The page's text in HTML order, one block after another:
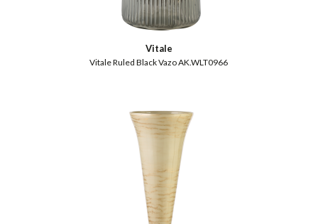
Vitale
Vitale Ruled Black Vazo AK.WLT0966